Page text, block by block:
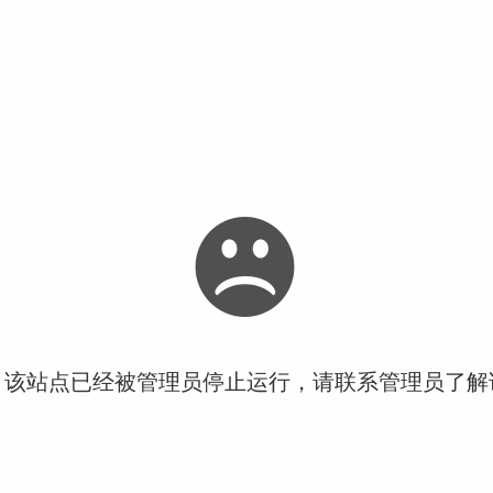
站点已经被管理员停止运行，请联系管理员了